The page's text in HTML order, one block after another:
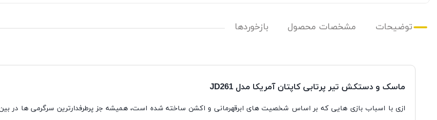
توضیحات مشخصات محصول بازخوردها
ماسک و دستکش تیر پرتابی کاپتان آمریکا مدل JD261
ازی با اسباب بازی هایی که بر اساس شخصیت های ابرقهرمانی و اکشن ساخته شده است، همیشه جز پرطرفدارترین سرگرمی ها در